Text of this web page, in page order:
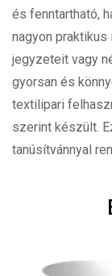
és fenntartható,
nagyon praktikus
jegyzeteit vagy
gyorsan és
textilipari
szerint készült.
tanúsítvánnyal